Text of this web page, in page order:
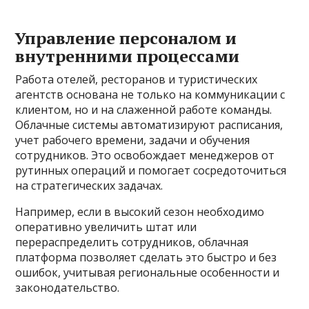
Управление персоналом и
внутренними процессами
Работа отелей, ресторанов и туристических
агентств основана не только на коммуникации с
клиентом, но и на слаженной работе команды.
Облачные системы автоматизируют расписания,
учет рабочего времени, задачи и обучения
сотрудников. Это освобождает менеджеров от
рутинных операций и помогает сосредоточиться
на стратегических задачах.
Например, если в высокий сезон необходимо
оперативно увеличить штат или
перераспределить сотрудников, облачная
платформа позволяет сделать это быстро и без
ошибок, учитывая региональные особенности и
законодательство.